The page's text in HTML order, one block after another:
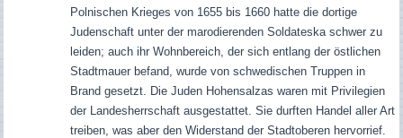
Polnischen Krieges von 1655 bis 1660 hatte die dortige
Judenschaft unter der marodierenden Soldateska schwer zu
leiden; auch ihr Wohnbereich, der sich entlang der östlichen
Stadtmauer befand, wurde von schwedischen Truppen in
Brand gesetzt. Die Juden Hohensalzas waren mit Privilegien
der Landesherrschaft ausgestattet. Sie durften Handel aller Art
treiben, was aber den Widerstand der Stadtoberen hervorrief.